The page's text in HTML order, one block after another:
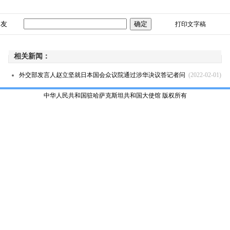
打印文字稿
相关新闻：
外交部发言人赵立坚就日本国会众议院通过涉华决议答记者问 (2022-02-01)
中华人民共和国驻哈萨克斯坦共和国大使馆 版权所有